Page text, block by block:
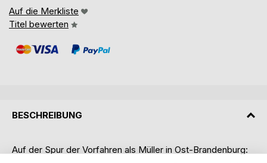
Auf die Merkliste
Titel bewerten
BESCHREIBUNG
Auf der Spur der Vorfahren als Müller in Ost-Brandenburg: